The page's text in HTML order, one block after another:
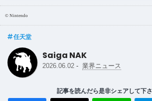
© Nintendo
任天堂
Saiga NAK
2026.06.02 - 業界ニュース
記事を読んだら是非シェアして下